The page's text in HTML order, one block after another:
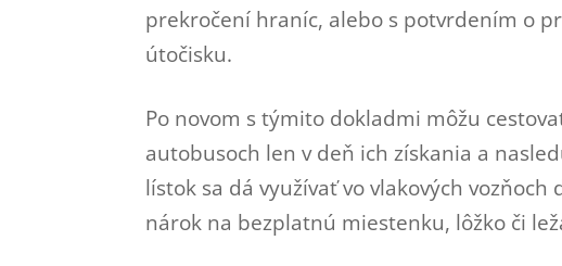
prekročení hraníc, alebo s potvrdením o
útočisku.
Po novom s týmito dokladmi môžu
autobusoch len v deň ich získania a
lístok sa dá využívať vo vlakových
nárok na bezplatnú miestenku, lôžko či